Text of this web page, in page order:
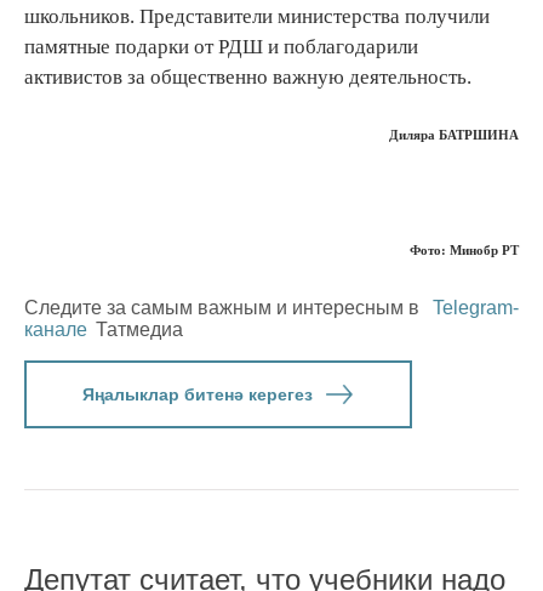
школьников. Представители министерства получили
памятные подарки от РДШ и поблагодарили
активистов за общественно важную деятельность.
Диляра БАТРШИНА
Фото: Минобр РТ
Следите за самым важным и интересным в
Telegram-
канале Татмедиа
Яңалыклар битенә керегез
Депутат считает, что учебники надо